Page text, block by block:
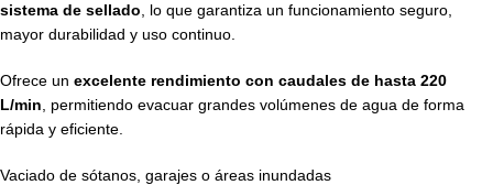
sistema de sellado , lo que garantiza un funcionamiento seguro,
mayor durabilidad y uso continuo.
Ofrece un excelente rendimiento con caudales de hasta 220
L/min , permitiendo evacuar grandes volúmenes de agua de forma
rápida y eficiente.
Vaciado de sótanos, garajes o áreas inundadas